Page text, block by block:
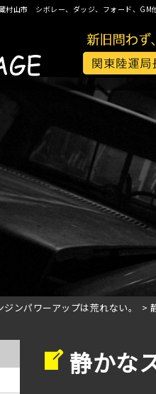
山市 シボレー、ダッジ、フォード、GM
ジンパワーアップは荒れない。 >
静かな